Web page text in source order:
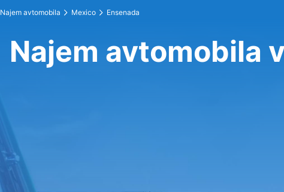
Najem avtomobila Mexico Ensenada
Najem avtomobila